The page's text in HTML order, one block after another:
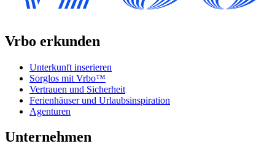
Vrbo erkunden
Unterkunft inserieren
Sorglos mit Vrbo™
Vertrauen und Sicherheit
Ferienhäuser und Urlaubsinspiration
Agenturen
Unternehmen